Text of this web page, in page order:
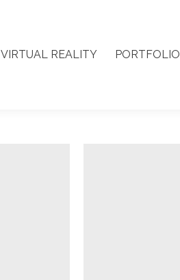
VIRTUAL REALITY PORTFOLIO